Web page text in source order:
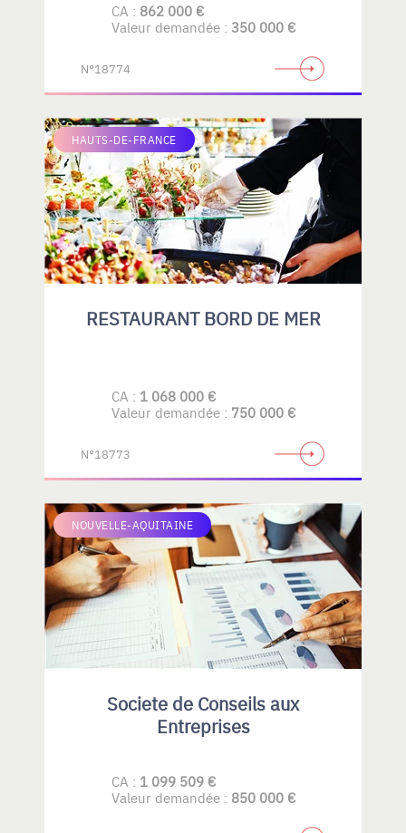
CA : 862 000 €
Valeur demandée : 350 000 €
N°18774
HAUTS-DE-FRANCE
RESTAURANT BORD DE MER
CA : 1 068 000 €
Valeur demandée : 750 000 €
N°18773
NOUVELLE-AQUITAINE
Societe de Conseils aux
Entreprises
CA : 1 099 509 €
Valeur demandée : 850 000 €